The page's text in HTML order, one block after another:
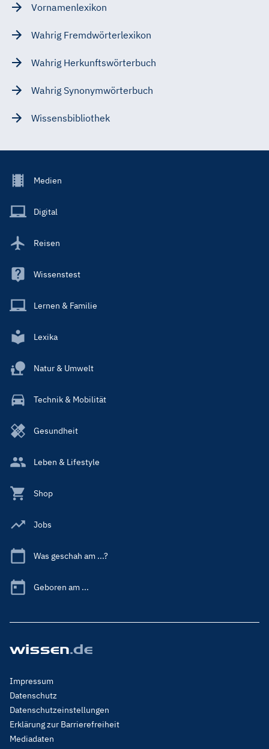
Vornamenlexikon
Wahrig Fremdwörterlexikon
Wahrig Herkunftswörterbuch
Wahrig Synonymwörterbuch
Wissensbibliothek
Footer
Main
Medien
Digital
Reisen
Wissenstest
Lernen & Familie
Lexika
Natur & Umwelt
Technik & Mobilität
Gesundheit
Leben & Lifestyle
Shop
Jobs
Was geschah am ...?
Geboren am ...
Footer
Menu
Legal
Impressum
Datenschutz
Datenschutzeinstellungen
Erklärung zur Barrierefreiheit
Mediadaten